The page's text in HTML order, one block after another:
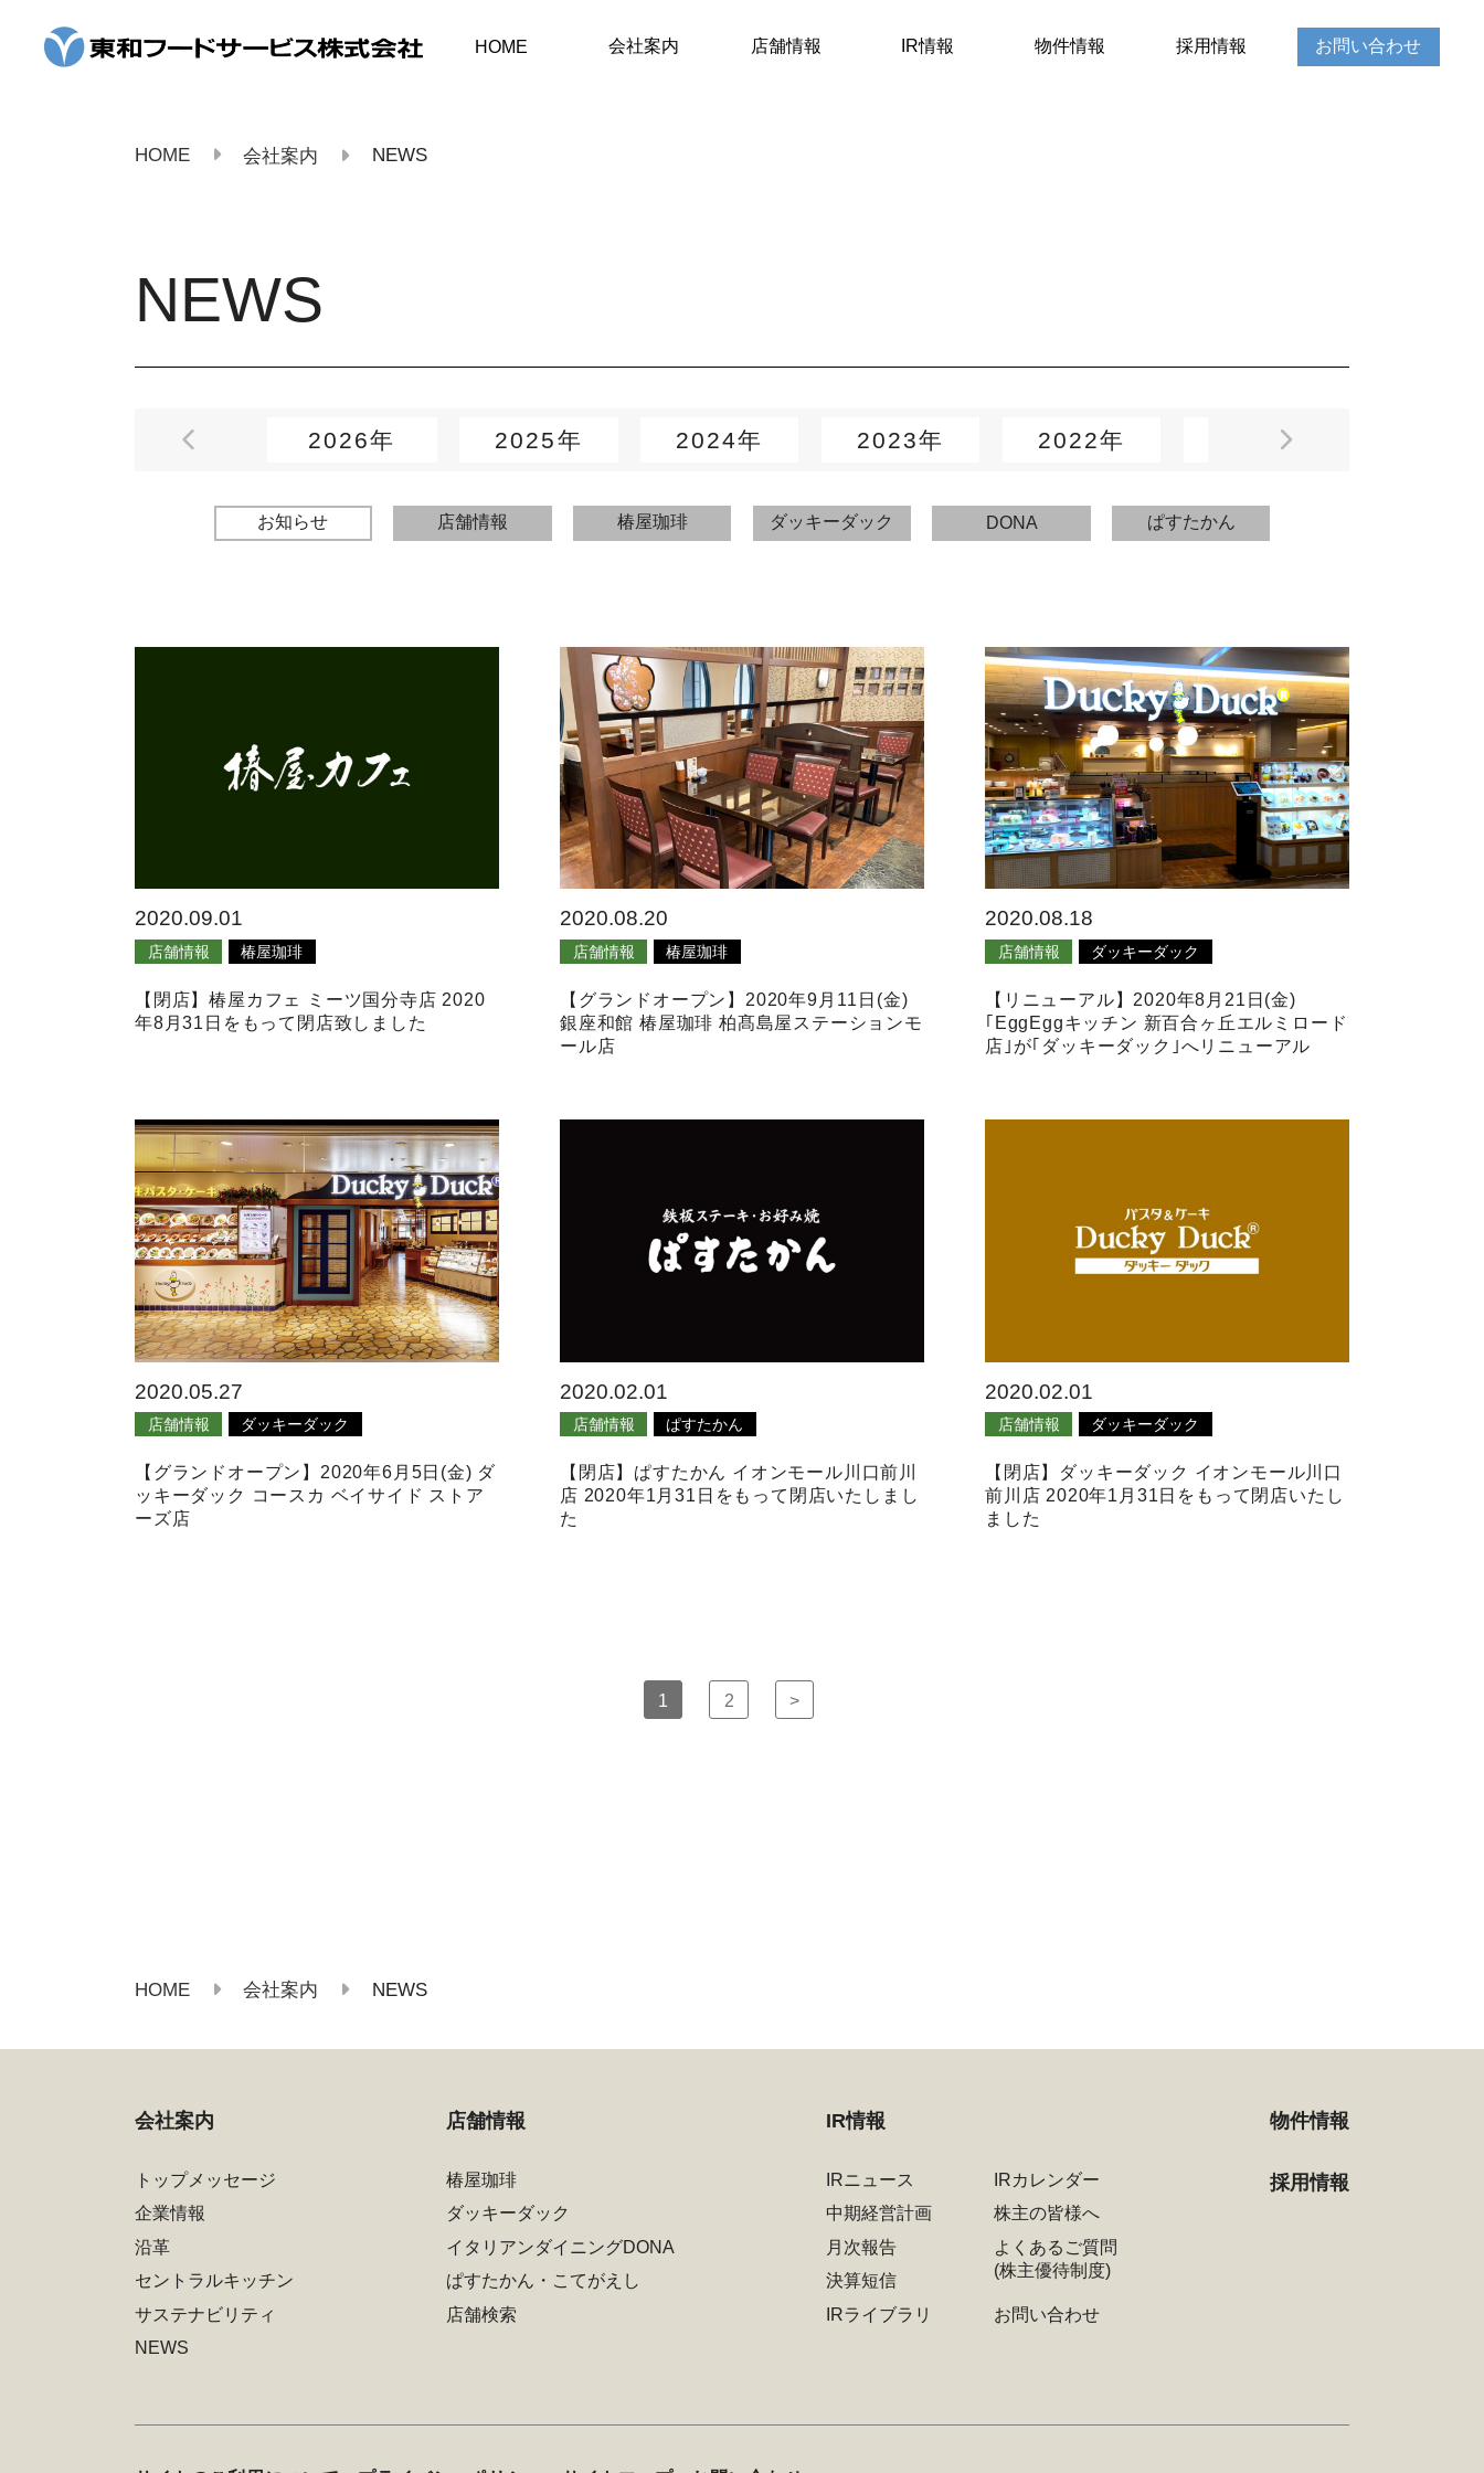
HOME 会社案内 店舗情報 IR情報 物件情報 採用情報 お問い合わせ
HOME 会社案内 NEWS
NEWS
2026年 2025年 2024年 2023年 2022年 2021年
お知らせ 店舗情報 椿屋珈琲 ダッキーダック DONA ぱすたかん
2020.09.01
店舗情報 椿屋珈琲
【閉店】椿屋カフェ ミーツ国分寺店 2020
年8月31日をもって閉店致しました
2020.08.20
店舗情報 椿屋珈琲
【グランドオープン】2020年9月11日(金)
銀座和館 椿屋珈琲 柏髙島屋ステーションモ
ール店
2020.08.18
店舗情報 ダッキーダック
【リニューアル】2020年8月21日(金)
｢EggEggキッチン 新百合ヶ丘エルミロード
店｣が｢ダッキーダック｣へリニューアル
2020.05.27
店舗情報 ダッキーダック
【グランドオープン】2020年6月5日(金) ダ
ッキーダック コースカ ベイサイド ストア
ーズ店
2020.02.01
店舗情報 ぱすたかん
【閉店】ぱすたかん イオンモール川口前川
店 2020年1月31日をもって閉店いたしまし
た
2020.02.01
店舗情報 ダッキーダック
【閉店】ダッキーダック イオンモール川口
前川店 2020年1月31日をもって閉店いたし
ました
1 2 >
HOME 会社案内 NEWS
会社案内
トップメッセージ
企業情報
沿革
セントラルキッチン
サステナビリティ
NEWS
店舗情報
椿屋珈琲
ダッキーダック
イタリアンダイニングDONA
ぱすたかん・こてがえし
店舗検索
IR情報
IRニュース
IRカレンダー
中期経営計画
株主の皆様へ
月次報告
決算短信
よくあるご質問
(株主優待制度)
IRライブラリ お問い合わせ
物件情報
採用情報